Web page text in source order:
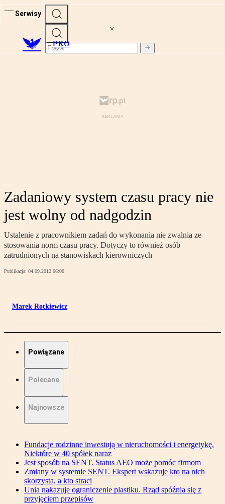
Serwisy
PRO
Zadaniowy system czasu pracy nie
jest wolny od nadgodzin
Ustalenie z pracownikiem zadań do wykonania nie zwalnia ze
stosowania norm czasu pracy. Dotyczy to również osób
zatrudnionych na stanowiskach kierowniczych
Publikacja: 04.09.2012 06:00
Marek Rotkiewicz
Powiązane
Polecane
Najnowsze
Fundacje rodzinne inwestują w nieruchomości i energetykę.
Niektóre w 40 spółek naraz
Jest sposób na SENT. Status AEO może pomóc firmom
Zmiany w systemie SENT. Ekspert wskazuje kto na nich
skorzysta, a kto straci
Unia nakazuje ograniczenie plastiku. Rząd spóźnia się z
przyjęciem przepisów